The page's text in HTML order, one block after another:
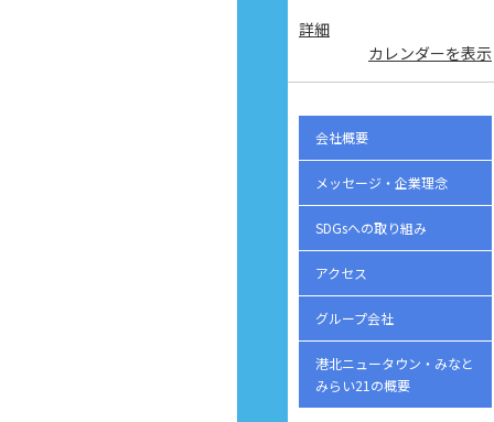
詳細
カレンダーを表示
会社概要
メッセージ・企業理念
SDGsへの取り組み
アクセス
グループ会社
港北ニュータウン・みなと
みらい21の概要